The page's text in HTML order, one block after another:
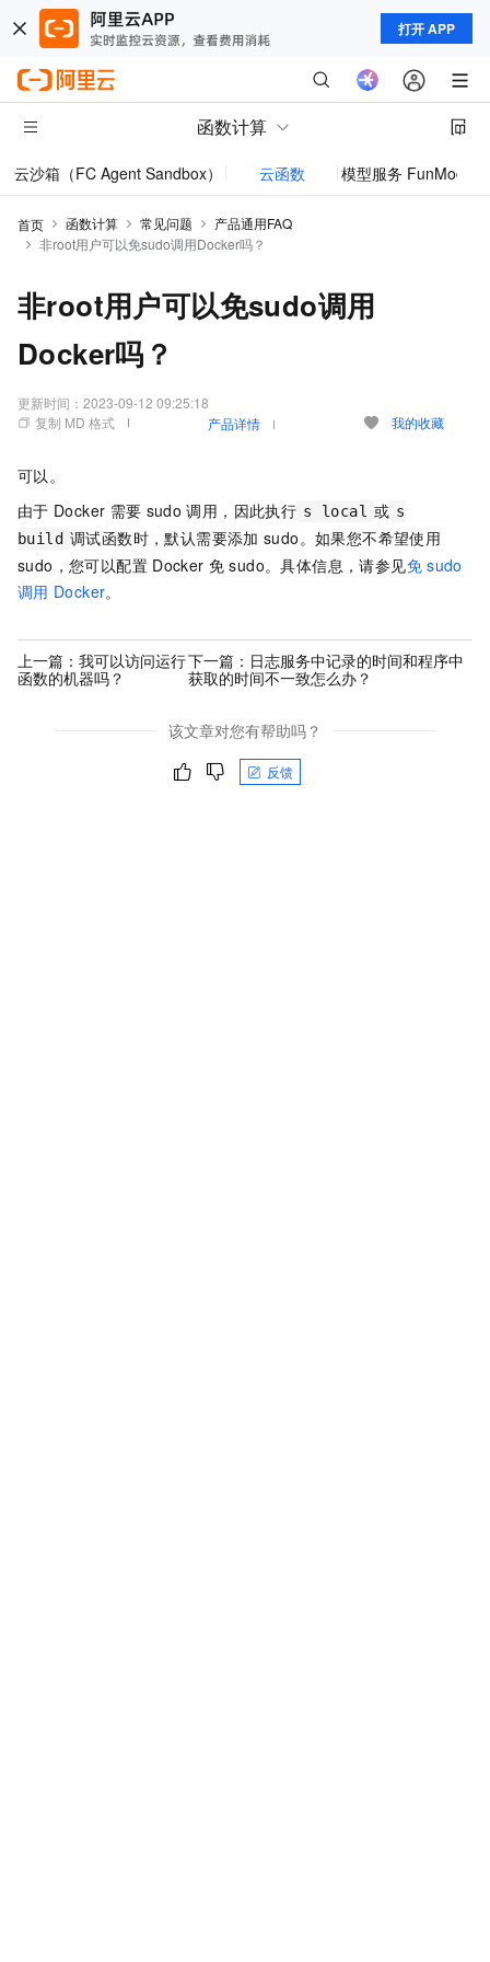
打开 APP
函数计算
云沙箱（FC Agent Sandbox） 云函数 模型服务 FunModel
首页 函数计算 常见问题
产品通用FAQ
非root用户可以免sudo调用Docker吗？
非root用户可以免sudo调用
Docker吗？
更新时间： 2023-09-12 09:25:18
复制 MD 格式
产品详情 我的收藏
可以。
由于 Docker 需要 sudo 调用，因此执行 s local 或 s
build 调试函数时，默认需要添加 sudo。如果您不希望使用
sudo，您可以配置 Docker 免 sudo。具体信息，请参见免 sudo
调用 Docker。
上一篇： 我可以访问运行
函数的机器吗？
下一篇： 日志服务中记录的时间和程序中
获取的时间不一致怎么办？
该文章对您有帮助吗？
反馈